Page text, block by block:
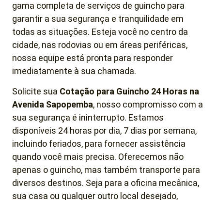
gama completa de serviços de guincho para
garantir a sua segurança e tranquilidade em
todas as situações. Esteja você no centro da
cidade, nas rodovias ou em áreas periféricas,
nossa equipe está pronta para responder
imediatamente à sua chamada.
Solicite sua Cotação para Guincho 24 Horas na
Avenida Sapopemba, nosso compromisso com a
sua segurança é ininterrupto. Estamos
disponíveis 24 horas por dia, 7 dias por semana,
incluindo feriados, para fornecer assistência
quando você mais precisa. Oferecemos não
apenas o guincho, mas também transporte para
diversos destinos. Seja para a oficina mecânica,
sua casa ou qualquer outro local desejado,